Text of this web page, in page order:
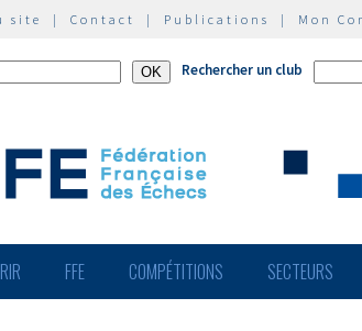
site | Contact | Publications | Mon
Rechercher un club
FFE COMPÉTITIONS SECTEURS